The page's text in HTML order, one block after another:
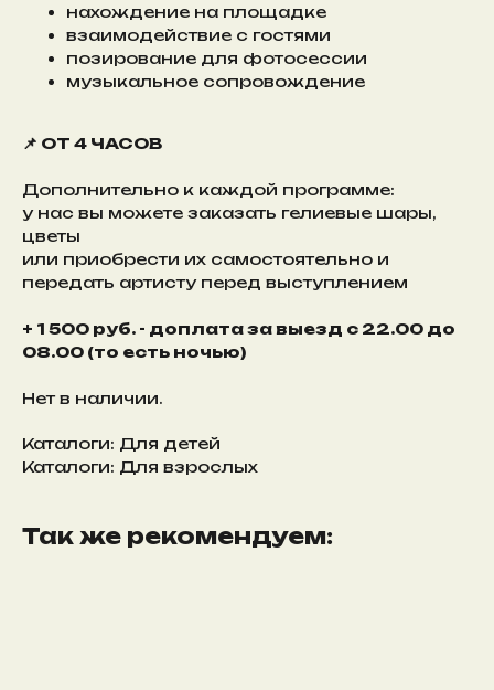
нахождение на площадке
взаимодействие с гостями
позирование для фотосессии
музыкальное сопровождение
📌 ОТ 4 ЧАСОВ
Дополнительно к каждой программе:
у нас вы можете заказать гелиевые шары,
цветы
или приобрести их самостоятельно и
передать артисту перед выступлением
+ 1 500 руб. - доплата за выезд с 22.00 до
08.00 (то есть ночью)
Нет в наличии.
Каталоги: Для детей
Каталоги: Для взрослых
Так же рекомендуем: